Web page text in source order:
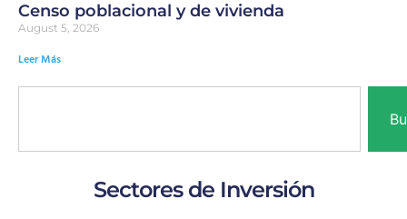
Censo poblacional y de vivienda
August 5, 2026
Leer Más
Sectores de Inversión